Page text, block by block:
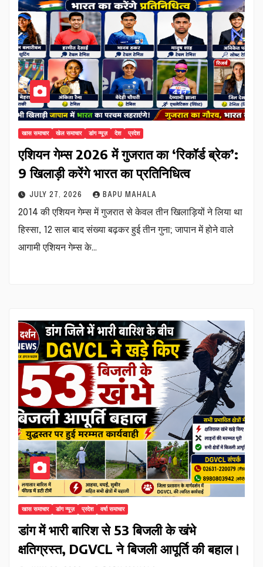
खास समाचार खेल समाचार डांग न्यूज़ देश प्रदेश
एशियन गेम्स 2026 में गुजरात का ‘रिकॉर्ड ब्रेक’:
9 खिलाड़ी करेंगे भारत का प्रतिनिधित्व
JULY 27, 2026 BAPU MAHALA
2014 की एशियन गेम्स में गुजरात से केवल तीन खिलाड़ियों ने लिया था
हिस्सा, 12 साल बाद संख्या बढ़कर हुई तीन गुना; जापान में होने वाले
आगामी एशियन गेम्स के…
खास समाचार डांग न्यूज़ प्रदेश वर्षा समाचार
डांग में भारी बारिश से 53 बिजली के खंभे
क्षतिग्रस्त, DGVCL ने बिजली आपूर्ति की बहाल।